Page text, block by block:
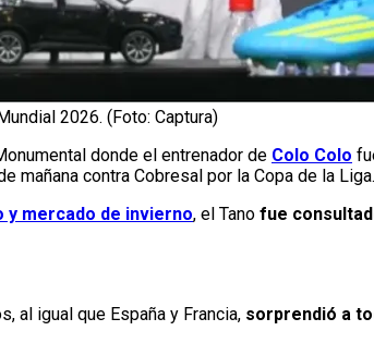
2026. (Foto: Captura)
donde el entrenador de Colo Colo
mañana contra Cobresal por la Copa de la Liga.
mercado de invierno, el Tano fue
al igual que España y Francia, sorprendió a